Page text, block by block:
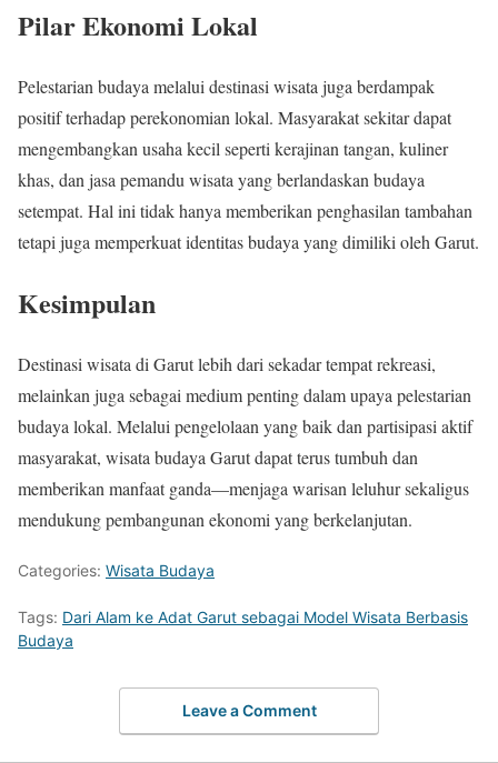
Pilar Ekonomi Lokal
Pelestarian budaya melalui destinasi wisata juga berdampak
positif terhadap perekonomian lokal. Masyarakat sekitar dapat
mengembangkan usaha kecil seperti kerajinan tangan, kuliner
khas, dan jasa pemandu wisata yang berlandaskan budaya
setempat. Hal ini tidak hanya memberikan penghasilan tambahan
tetapi juga memperkuat identitas budaya yang dimiliki oleh Garut.
Kesimpulan
Destinasi wisata di Garut lebih dari sekadar tempat rekreasi,
melainkan juga sebagai medium penting dalam upaya pelestarian
budaya lokal. Melalui pengelolaan yang baik dan partisipasi aktif
masyarakat, wisata budaya Garut dapat terus tumbuh dan
memberikan manfaat ganda—menjaga warisan leluhur sekaligus
mendukung pembangunan ekonomi yang berkelanjutan.
Categories: Wisata Budaya
Tags: Dari Alam ke Adat Garut sebagai Model Wisata Berbasis
Budaya
Leave a Comment